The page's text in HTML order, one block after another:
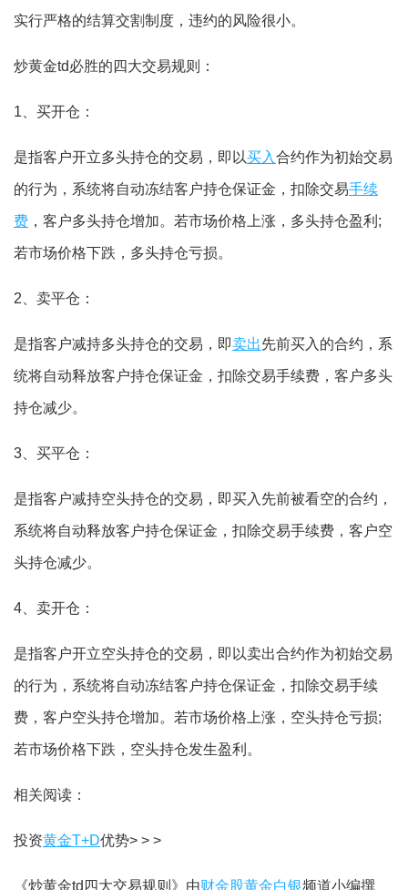
实行严格的结算交割制度，违约的风险很小。
炒黄金td必胜的四大交易规则：
1、买开仓：
是指客户开立多头持仓的交易，即以买入合约作为初始交易
的行为，系统将自动冻结客户持仓保证金，扣除交易手续
费 ，客户多头持仓增加。若市场价格上涨，多头持仓盈利;
若市场价格下跌，多头持仓亏损。
2、卖平仓：
是指客户减持多头持仓的交易，即卖出先前买入的合约，系
统将自动释放客户持仓保证金，扣除交易手续费，客户多头
持仓减少。
3、买平仓：
是指客户减持空头持仓的交易，即买入先前被看空的合约，
系统将自动释放客户持仓保证金，扣除交易手续费，客户空
头持仓减少。
4、卖开仓：
是指客户开立空头持仓的交易，即以卖出合约作为初始交易
的行为，系统将自动冻结客户持仓保证金，扣除交易手续
费，客户空头持仓增加。若市场价格上涨，空头持仓亏损;
若市场价格下跌，空头持仓发生盈利。
相关阅读：
投资黄金T+D优势> > >
《炒黄金td四大交易规则》由财金股黄金白银频道小编撰